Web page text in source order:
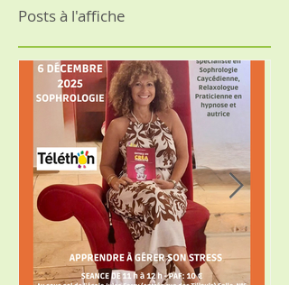
Posts à l'affiche